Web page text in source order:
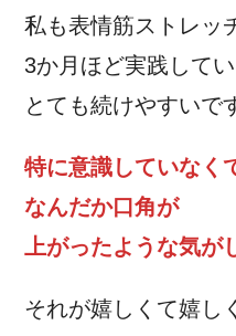
私も表情筋ストレッ
3か月ほど実践してい
とても続けやすいで
特に意識していなく
なんだか口角が
上がったような気が
それが嬉しくて嬉し